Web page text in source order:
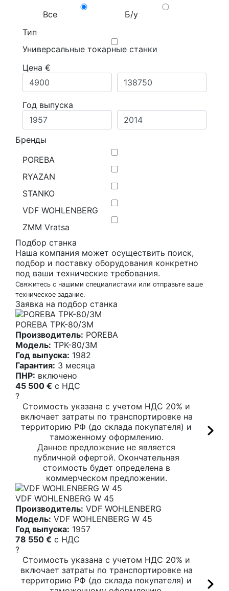
Все
Б/у
Тип
Универсальные токарные станки
Цена €
Год выпуска
Бренды
POREBA
RYAZAN
STANKO
VDF WOHLENBERG
ZMM Vratsa
Подбор станка
Наша компания может осуществить поиск,
подбор и поставку оборудования конкретно
под ваши технические требования.
Свяжитесь с нашими специалистами или отправьте ваше
техническое задание.
Заявка на подбор станка
POREBA TPK-80/3M
Производитель: POREBA
Модель: TPK-80/3M
Год выпуска: 1982
Гарантия: 3 месяца
ПНР: включено
45 500 € c НДС
?
Стоимость указана с учетом НДС 20% и
включает затраты по транспортировке на
территорию РФ (до склада покупателя) и
таможенному оформлению.
Данное предложение не является
публичной офертой. Окончательная
стоимость будет определена в
коммерческом предложении.
VDF WOHLENBERG W 45
Производитель: VDF WOHLENBERG
Модель: VDF WOHLENBERG W 45
Год выпуска: 1957
78 550 € c НДС
?
Стоимость указана с учетом НДС 20% и
включает затраты по транспортировке на
территорию РФ (до склада покупателя) и